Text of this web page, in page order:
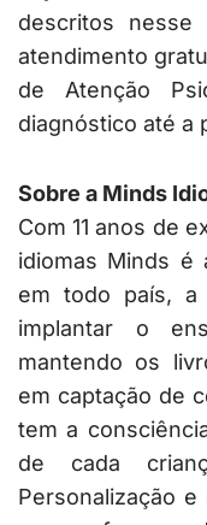
descritos nesse
atendimento
de Atenção
diagnóstico até a
Sobre a Minds
Com 11 anos de
idiomas Minds é
em todo país,
implantar o
mantendo os
em captação de
tem a
de cada
Personalização